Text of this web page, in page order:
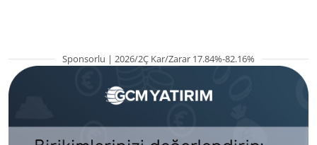
Sponsorlu | 2026/2Ç Kar/Zarar 17.84%-82.16%